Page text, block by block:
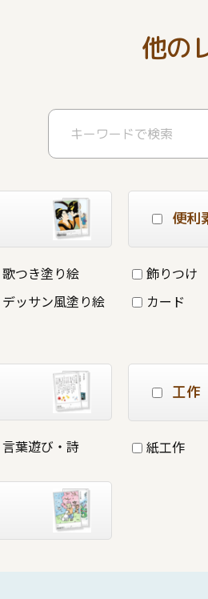
他の
歌つき塗り絵
デッサン風塗り絵
便利
飾りつけ
カード
言葉遊び・詩
工作
紙工作